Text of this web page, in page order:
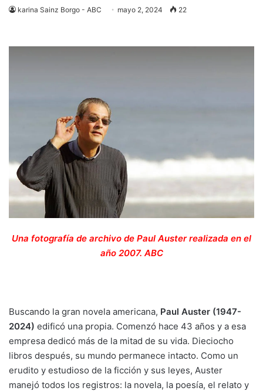
karina Sainz Borgo - ABC mayo 2, 2024 22
Una fotografía de archivo de Paul Auster realizada en el
año 2007. ABC
Buscando la gran novela americana, Paul Auster (1947-
2024) edificó una propia. Comenzó hace 43 años y a esa
empresa dedicó más de la mitad de su vida. Dieciocho
libros después, su mundo permanece intacto. Como un
erudito y estudioso de la ficción y sus leyes, Auster
manejó todos los registros: la novela, la poesía, el relato y